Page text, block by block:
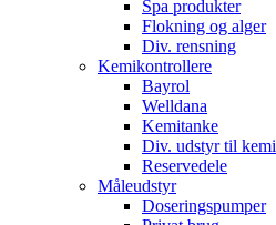
Spa produkter
Flokning og alger
Div. rensning
Kemikontrollere
Bayrol
Welldana
Kemitanke
Div. udstyr til kemi
Reservedele
Måleudstyr
Doseringspumper